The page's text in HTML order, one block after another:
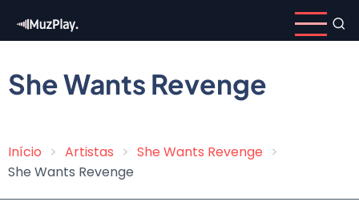
para
conteúdo
principal
She Wants Revenge
Trilha
Início Artistas
She Wants Revenge
She Wants Revenge